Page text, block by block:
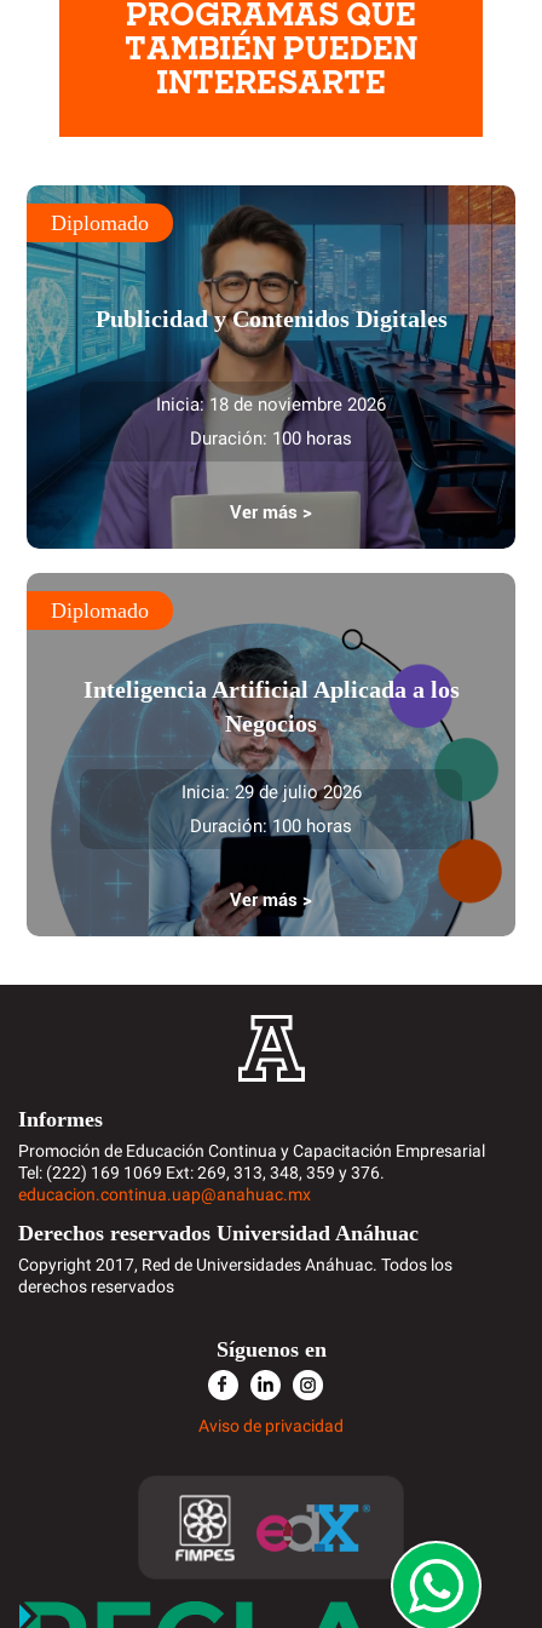
PROGRAMAS QUE
TAMBIÉN PUEDEN
INTERESARTE
Publicidad y Contenidos Digitales
Inicia: 18 de noviembre 2026
Duración: 100 horas
Ver más >
Diplomado
Inteligencia Artificial Aplicada a los
Negocios
Inicia: 29 de julio 2026
Duración: 100 horas
Ver más >
Diplomado
Informes
Promoción de Educación Continua y Capacitación Empresarial
Tel: (222) 169 1069 Ext: 269, 313, 348, 359 y 376.
educacion.continua.uap@anahuac.mx
Derechos reservados Universidad Anáhuac
Copyright 2017, Red de Universidades Anáhuac. Todos los
derechos reservados
Síguenos en
Aviso de privacidad